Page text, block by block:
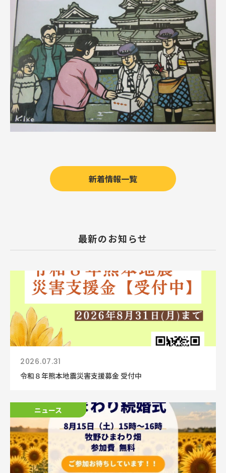
新着情報一覧
最新のお知らせ
2026.07.31
令和８年熊本地震災害支援募金 受付中
ニュース
ニュース